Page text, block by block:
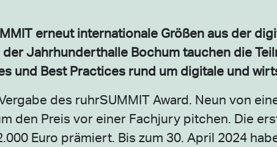
erneut internationale Größen aus der
Jahrhunderthalle Bochum tauchen die
und Best Practices rund um digitale und
des ruhrSUMMIT Award. Neun von
den Preis vor einer Fachjury pitchen. Die
Euro prämiert. Bis zum 30. April 2024